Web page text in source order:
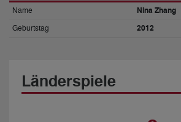
Name
Nina Zhang
Geburtstag
2012
Länderspiele